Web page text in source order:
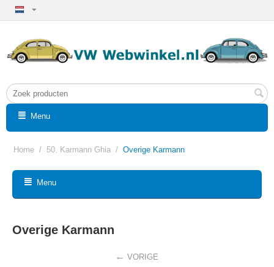
Menu
Home / 50. Karmann Ghia / Overige Karmann
Menu
Overige Karmann
VORIGE